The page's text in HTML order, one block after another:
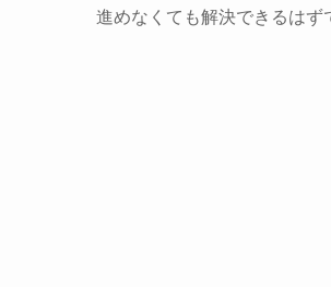
進めなくても解決できるはず